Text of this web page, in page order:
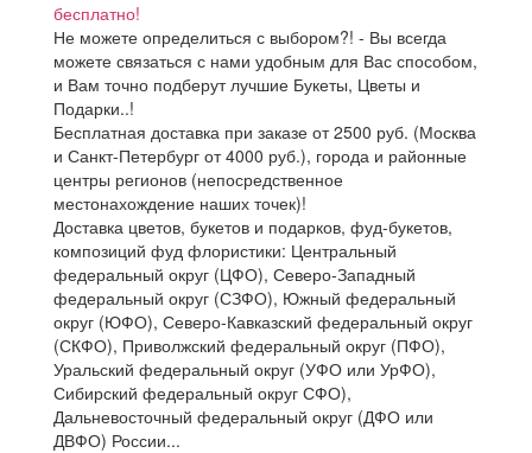
бесплатно!
Не можете определиться с выбором?! - Вы всегда
можете связаться с нами удобным для Вас способом,
и Вам точно подберут лучшие Букеты, Цветы и
Подарки..!
Бесплатная доставка при заказе от 2500 руб. (Москва
и Санкт-Петербург от 4000 руб.), города и районные
центры регионов (непосредственное
местонахождение наших точек)!
Доставка цветов, букетов и подарков, фуд-букетов,
композиций фуд флористики: Центральный
федеральный округ (ЦФО), Северо-Западный
федеральный округ (СЗФО), Южный федеральный
округ (ЮФО), Северо-Кавказский федеральный округ
(СКФО), Приволжский федеральный округ (ПФО),
Уральский федеральный округ (УФО или УрФО),
Сибирский федеральный округ СФО),
Дальневосточный федеральный округ (ДФО или
ДВФО) России...